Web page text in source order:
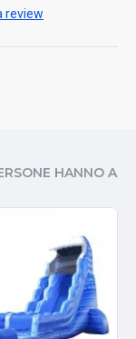
review
HANNO